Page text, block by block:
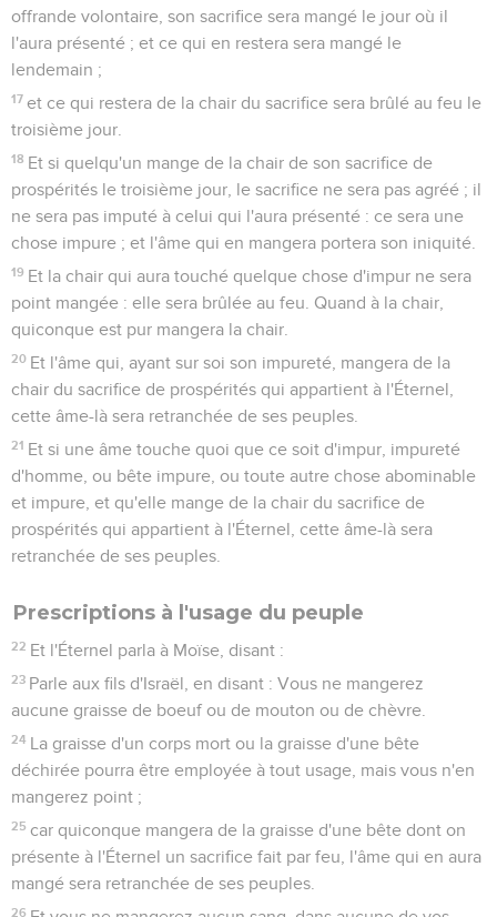
offrande volontaire, son sacrifice sera mangé le jour où il
l'aura présenté ; et ce qui en restera sera mangé le
lendemain ;
17 et ce qui restera de la chair du sacrifice sera brûlé au feu le
troisième jour.
18 Et si quelqu'un mange de la chair de son sacrifice de
prospérités le troisième jour, le sacrifice ne sera pas agréé ; il
ne sera pas imputé à celui qui l'aura présenté : ce sera une
chose impure ; et l'âme qui en mangera portera son iniquité.
19 Et la chair qui aura touché quelque chose d'impur ne sera
point mangée : elle sera brûlée au feu. Quand à la chair,
quiconque est pur mangera la chair.
20 Et l'âme qui, ayant sur soi son impureté, mangera de la
chair du sacrifice de prospérités qui appartient à l'Éternel,
cette âme-là sera retranchée de ses peuples.
21 Et si une âme touche quoi que ce soit d'impur, impureté
d'homme, ou bête impure, ou toute autre chose abominable
et impure, et qu'elle mange de la chair du sacrifice de
prospérités qui appartient à l'Éternel, cette âme-là sera
retranchée de ses peuples.
Prescriptions à l'usage du peuple
22 Et l'Éternel parla à Moïse, disant :
23 Parle aux fils d'Israël, en disant : Vous ne mangerez
aucune graisse de boeuf ou de mouton ou de chèvre.
24 La graisse d'un corps mort ou la graisse d'une bête
déchirée pourra être employée à tout usage, mais vous n'en
mangerez point ;
25 car quiconque mangera de la graisse d'une bête dont on
présente à l'Éternel un sacrifice fait par feu, l'âme qui en aura
mangé sera retranchée de ses peuples.
26